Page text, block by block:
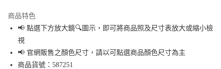
Apple Pay
街口支付
悠遊付
商品特色
📢 點選下方放大鏡🔍圖示，即可將商品照及尺寸表放大或縮小檢
視
📢 官網販售之顏色尺寸，請以可點選商品顏色尺寸為主
商品貨號：587251